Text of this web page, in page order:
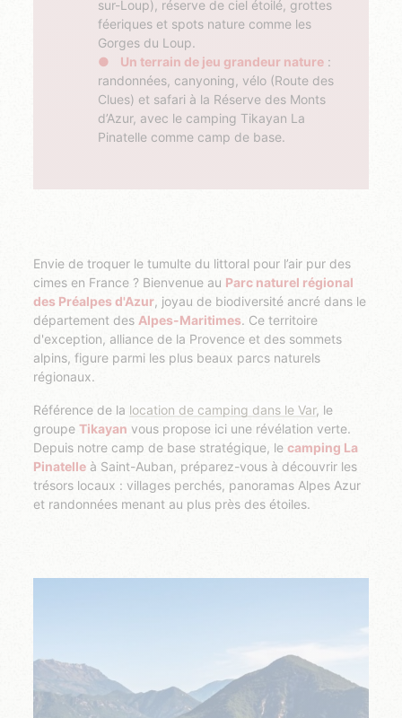
sur-Loup), réserve de ciel étoilé, grottes
féeriques et spots nature comme les
Gorges du Loup.
Un terrain de jeu grandeur nature :
randonnées, canyoning, vélo (Route des
Clues) et safari à la Réserve des Monts
d’Azur, avec le camping Tikayan La
Pinatelle comme camp de base.
Envie de troquer le tumulte du littoral pour l’air pur des
cimes en France ? Bienvenue au Parc naturel régional
des Préalpes d'Azur, joyau de biodiversité ancré dans le
département des Alpes-Maritimes. Ce territoire
d'exception, alliance de la Provence et des sommets
alpins, figure parmi les plus beaux parcs naturels
régionaux.
Référence de la location de camping dans le Var, le
groupeTikayan vous propose ici une révélation verte.
Depuis notre camp de base stratégique, lecamping La
Pinatelle à Saint-Auban, préparez-vous à découvrir les
trésors locaux : villages perchés, panoramas Alpes Azur
et randonnées menant au plus près des étoiles.